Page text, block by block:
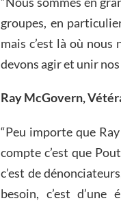
groupes, en
mais c’est là où nous
devons agir et unir nos
Ray McGovern,
“Peu importe que
compte c’est que
c’est de
besoin, c’est d’une